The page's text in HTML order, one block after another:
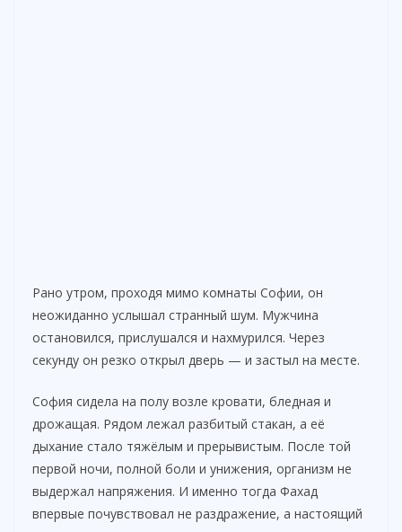
Рано утром, проходя мимо комнаты Софии, он
неожиданно услышал странный шум. Мужчина
остановился, прислушался и нахмурился. Через
секунду он резко открыл дверь — и застыл на месте.
София сидела на полу возле кровати, бледная и
дрожащая. Рядом лежал разбитый стакан, а её
дыхание стало тяжёлым и прерывистым. После той
первой ночи, полной боли и унижения, организм не
выдержал напряжения. И именно тогда Фахад
впервые почувствовал не раздражение, а настоящий